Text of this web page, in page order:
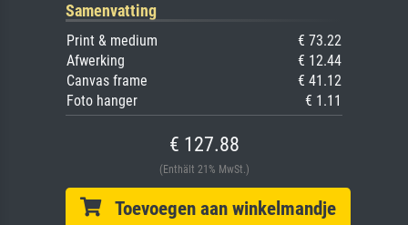
Samenvatting
Print & medium
€ 73.22
Afwerking
€ 12.44
Canvas frame
€ 41.12
Foto hanger
€ 1.11
€ 127.88
(Enthält 21% MwSt.)
Toevoegen aan winkelmandje